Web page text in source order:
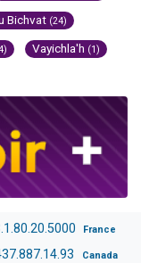
Bichvat (24)
Vayichla'h (1)
France
Canada